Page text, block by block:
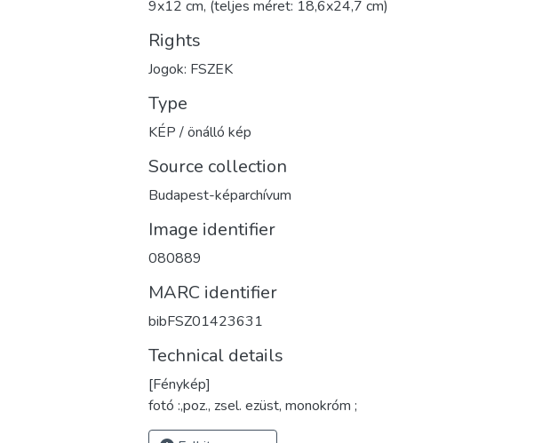
9x12 cm, (teljes méret: 18,6x24,7 cm)
Rights
Jogok: FSZEK
Type
KÉP / önálló kép
Source collection
Budapest-képarchívum
Image identifier
080889
MARC identifier
bibFSZ01423631
Technical details
[Fénykép]
fotó :,poz., zsel. ezüst, monokróm ;